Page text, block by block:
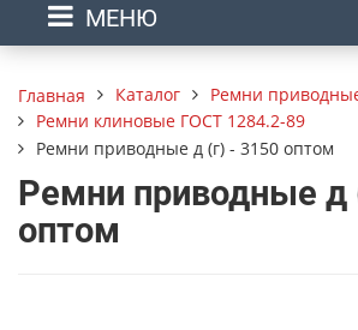
МЕНЮ
Главная Каталог
Ремни
Ремни клиновые ГОСТ 1284.2-89
Ремни приводные д (г) - 3150 оптом
Ремни приводные д
оптом